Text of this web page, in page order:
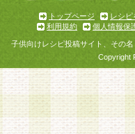
トップページ
レシピ
利用規約
個人情報保
子供向けレシピ投稿サイト、その
Copyright